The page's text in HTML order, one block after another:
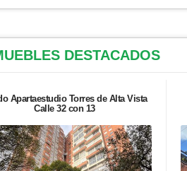
DESTACADOS
Apartaestudio Torres de Alta Vista
Calle 32 con 13